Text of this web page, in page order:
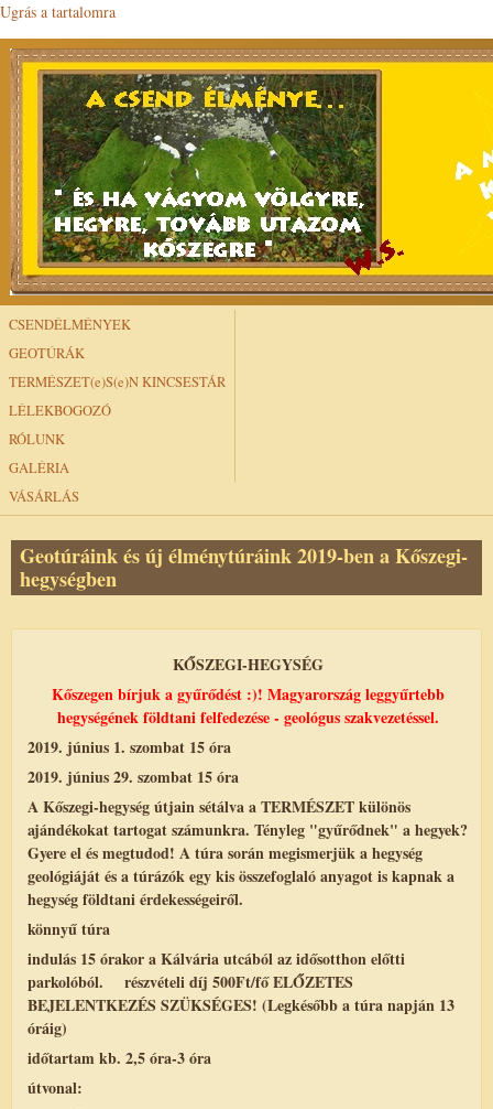
Ugrás a tartalomra
CSENDÉLMÉNYEK
GEOTÚRÁK
TERMÉSZET(e)S(e)N KINCSESTÁR
LÉLEKBOGOZÓ
RÓLUNK
GALÉRIA
VÁSÁRLÁS
Geotúráink és új élménytúráink 2019-ben a Kőszegi-
hegységben
KŐSZEGI-HEGYSÉG
Kőszegen bírjuk a gyűrődést :)! Magyarország leggyűrtebb
hegységének földtani felfedezése - geológus szakvezetéssel.
2019. június 1. szombat 15 óra
2019. június 29. szombat 15 óra
A Kőszegi-hegység útjain sétálva a TERMÉSZET különös
ajándékokat tartogat számunkra. Tényleg "gyűrődnek" a hegyek?
Gyere el és megtudod! A túra során megismerjük a hegység
geológiáját és a túrázók egy kis összefoglaló anyagot is kapnak a
hegység földtani érdekességeiről.
könnyű túra
indulás 15 órakor a Kálvária utcából az idősotthon előtti
parkolóból. részvételi díj 500Ft/fő ELŐZETES
BEJELENTKEZÉS SZÜKSÉGES! (Legkésőbb a túra napján 13
óráig)
időtartam kb. 2,5 óra-3 óra
útvonal: